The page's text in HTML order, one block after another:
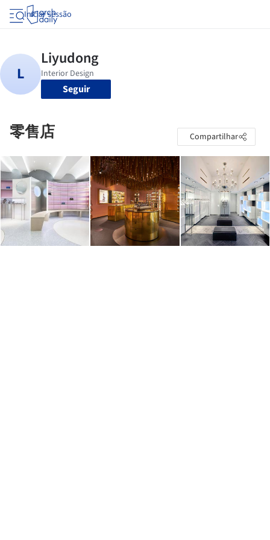
Iniciar sessão
Seguir
零售店 Compartilhar